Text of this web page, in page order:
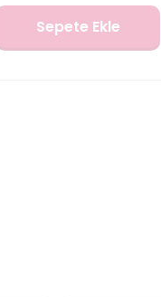
Sepete Ekle